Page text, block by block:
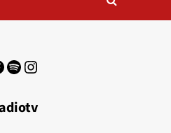
Spotify
Instagram